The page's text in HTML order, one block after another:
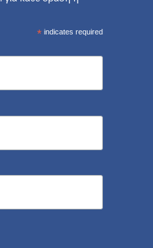
* indicates required